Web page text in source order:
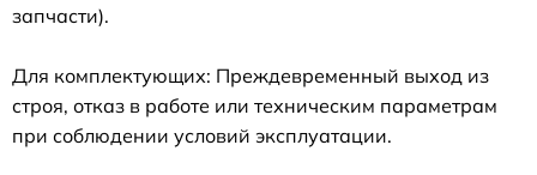
запчасти).
Для комплектующих: Преждевременный выход из
строя, отказ в работе или техническим параметрам
при соблюдении условий эксплуатации.